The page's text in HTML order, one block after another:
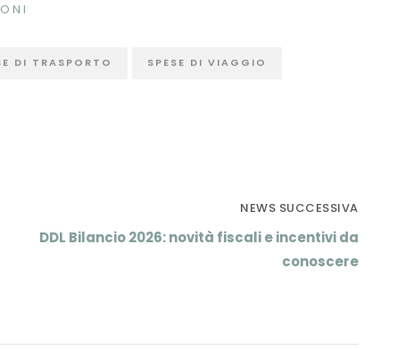
DI TRASPORTO SPESE DI VIAGGIO
NEWS SUCCESSIVA
DDL Bilancio 2026: novità fiscali e incentivi da
conoscere